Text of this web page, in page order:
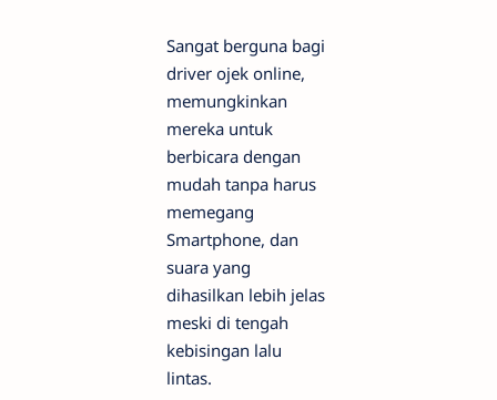
Sangat berguna bagi
driver ojek online,
memungkinkan
mereka untuk
berbicara dengan
mudah tanpa harus
memegang
Smartphone, dan
suara yang
dihasilkan lebih jelas
meski di tengah
kebisingan lalu
lintas.